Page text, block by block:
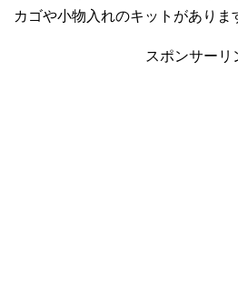
カゴや小物入れのキットがありま
スポンサーリ